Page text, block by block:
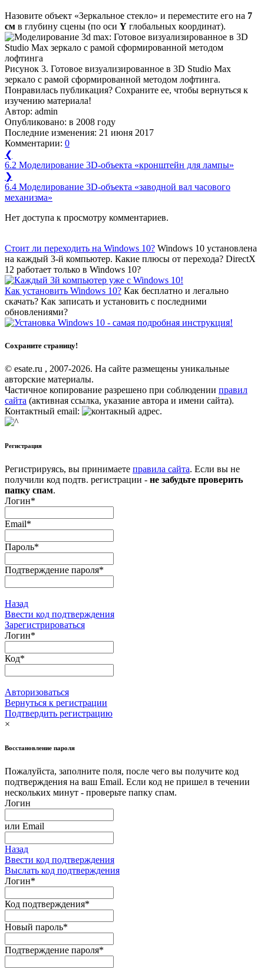
Назовите объект «Зеркальное стекло» и переместите его на 7
см в глубину сцены (по оси Y глобальных координат).
Рисунок 3. Готовое визуализированное в 3D Studio Max
зеркало с рамой сформированной методом лофтинга.
Понравилась публикация? Сохраните ее, чтобы вернуться к
изучению материала!
Автор: admin
Опубликовано: в 2008 году
Последние изменения: 21 июня 2017
Комментарии: 0
❮
6.2 Моделирование 3D-объекта «кронштейн для лампы»
❯
6.4 Моделирование 3D-объекта «заводной вал часового
механизма»
Нет доступа к просмотру комментариев.
Стоит ли переходить на Windows 10? Windows 10 установлена
на каждый 3-й компьютер. Какие плюсы от перехода? DirectX
12 работает только в Windows 10?
Как установить Windows 10? Как бесплатно и легально
скачать? Как записать и установить с последними
обновлениями?
Сохраните страницу!
© esate.ru , 2007-2026. На сайте размещены уникальные
авторские материалы.
Частичное копирование разрешено при соблюдении правил
сайта (активная ссылка, указание автора и имени сайта).
Контактный email:
.
Регистрация
Регистрируясь, вы принимаете правила сайта. Если вы не
получили код подтв. регистрации - не забудьте проверить
папку спам.
Логин*
Email*
Пароль*
Подтверждение пароля*
Назад
Ввести код подтверждения
Зарегистрироваться
Логин*
Код*
Авторизоваться
Вернуться к регистрации
Подтвердить регистрацию
×
Восстановление пароля
Пожалуйста, заполните поля, после чего вы получите код
подтверждения на ваш Email. Если код не пришел в течении
нескольких минут - проверьте папку спам.
Логин
или Email
Назад
Ввести код подтверждения
Выслать код подтверждения
Логин*
Код подтверждения*
Новый пароль*
Подтверждение пароля*